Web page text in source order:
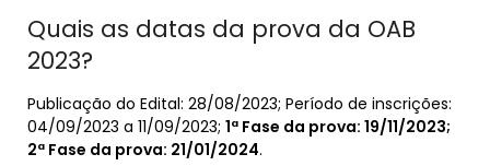
Quais as datas da prova da OAB
2023?
Publicação do Edital: 28/08/2023; Período de inscrições:
04/09/2023 a 11/09/2023; 1ª Fase da prova: 19/11/2023;
2ª Fase da prova: 21/01/2024.